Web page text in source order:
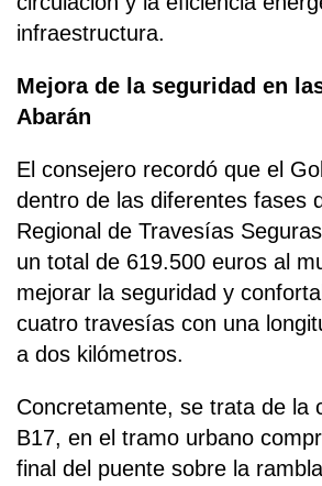
infraestructura.
Mejora de la seguridad en
Abarán
El consejero recordó que el
dentro de las diferentes fases
Regional de Travesías
un total de 619.500 euros al
mejorar la seguridad y
cuatro travesías con una
a dos kilómetros.
Concretamente, se trata de la
B17, en el tramo urbano
final del puente sobre la